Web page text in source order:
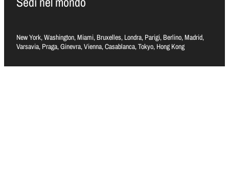
New York, Washington, Miami, Bruxelles, Londra, Parigi, Berlino, Madrid,
Varsavia, Praga, Ginevra, Vienna, Casablanca, Tokyo, Hong Kong